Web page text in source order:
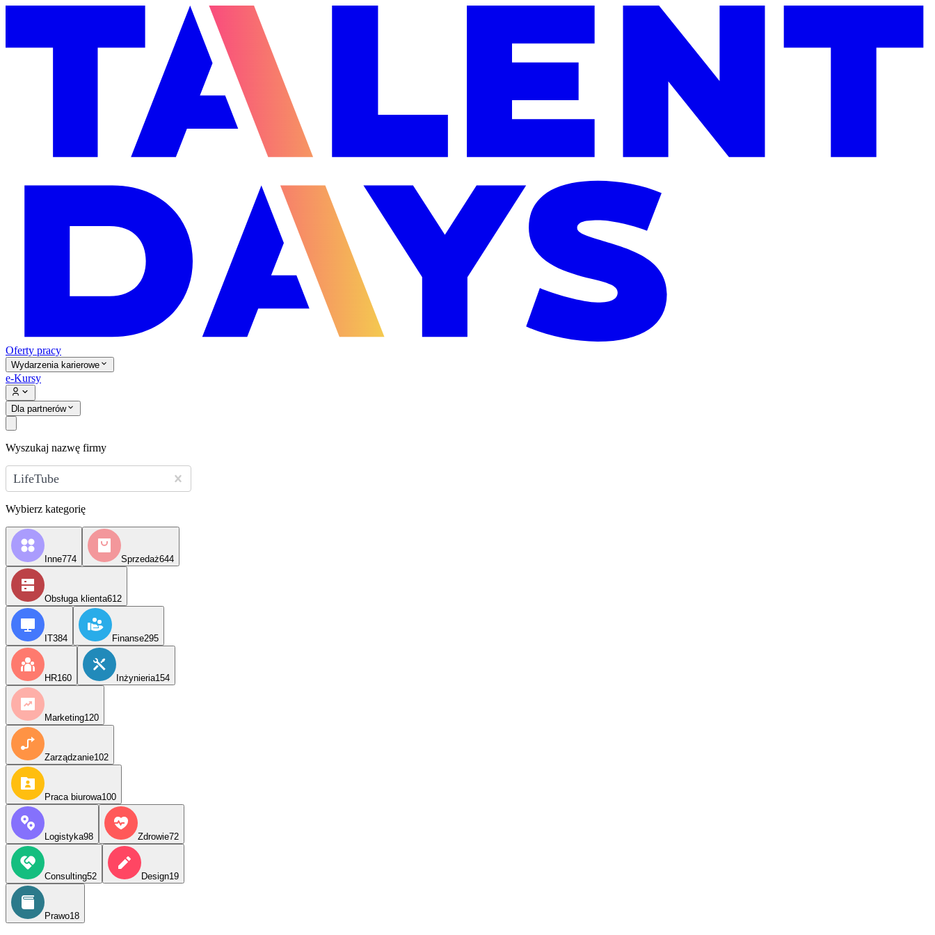
Oferty pracy
Wydarzenia karierowe
e-Kursy
Dla partnerów
Wyszukaj nazwę firmy
LifeTube
Wybierz kategorię
Inne774 Sprzedaż644
Obsługa klienta612
IT384 Finanse295
HR160 Inżynieria154
Marketing120
Zarządzanie102
Praca biurowa100
Logistyka98 Zdrowie72
Consulting52 Design19
Prawo18